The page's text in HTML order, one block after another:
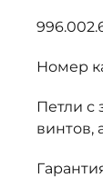
Номер
Петли с
винтов,